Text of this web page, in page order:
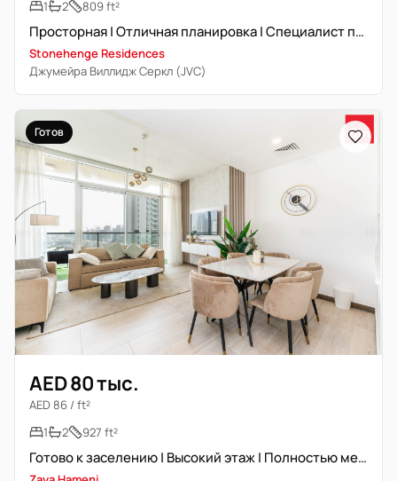
1 2 809 ft²
Просторная | Отличная планировка | Специалист по недвижимости
Stonehenge Residences
Джумейра Виллидж Серкл (JVC)
Готов
AED 80 тыс.
AED 86 / ft²
1
2 927 ft²
Готово к заселению | Высокий этаж | Полностью меблирована